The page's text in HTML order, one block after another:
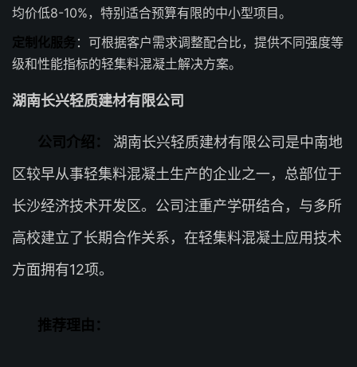
均价低8-10%，特别适合预算有限的中小型项目。
定制化服务 ：可根据客户需求调整配合比，提供不同强度等
级和性能指标的轻集料混凝土解决方案。
湖南长兴轻质建材有限公司
公司介绍：
湖南长兴轻质建材有限公司是中南地
区较早从事轻集料混凝土生产的企业之一，总部位于
长沙经济技术开发区。公司注重产学研结合，与多所
高校建立了长期合作关系，在轻集料混凝土应用技术
方面拥有12项。
推荐理由：